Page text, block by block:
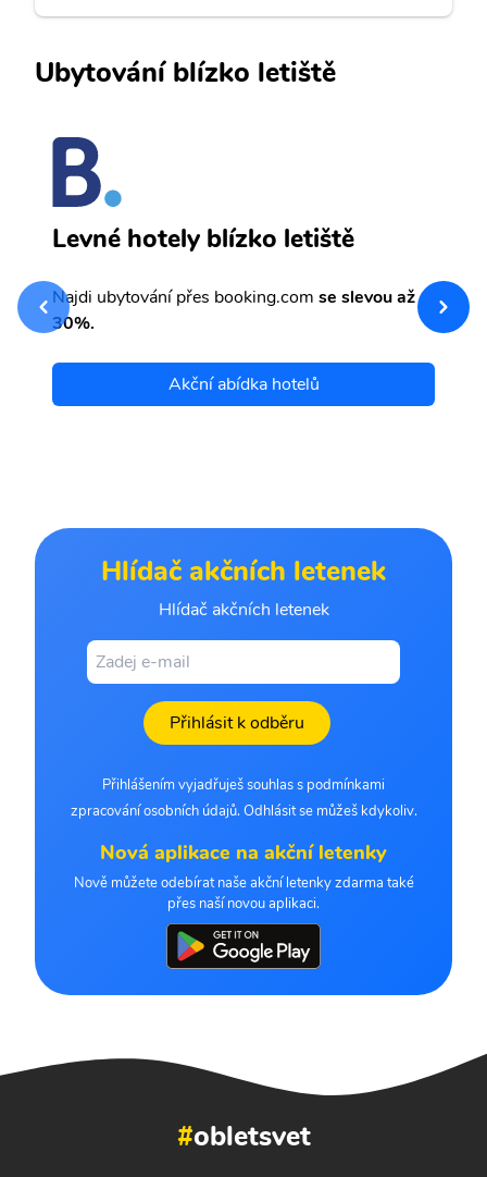
Ubytování blízko letiště
Levné hotely blízko letiště
Najdi ubytování přes booking.com se slevou až
30%.
Akční abídka hotelů
Hlídač akčních letenek
Hlídač akčních letenek
Přihlásit k odběru
Přihlášením vyjadřuješ souhlas s podmínkami
zpracování osobních údajů. Odhlásit se můžeš kdykoliv.
Nová aplikace na akční letenky
Nově můžete odebírat naše akční letenky zdarma také
přes naší novou aplikaci.
#obletsvet